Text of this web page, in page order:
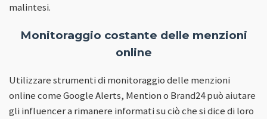
malintesi.
Monitoraggio costante delle menzioni
online
Utilizzare strumenti di monitoraggio delle menzioni
online come Google Alerts, Mention o Brand24 può aiutare
gli influencer a rimanere informati su ciò che si dice di loro